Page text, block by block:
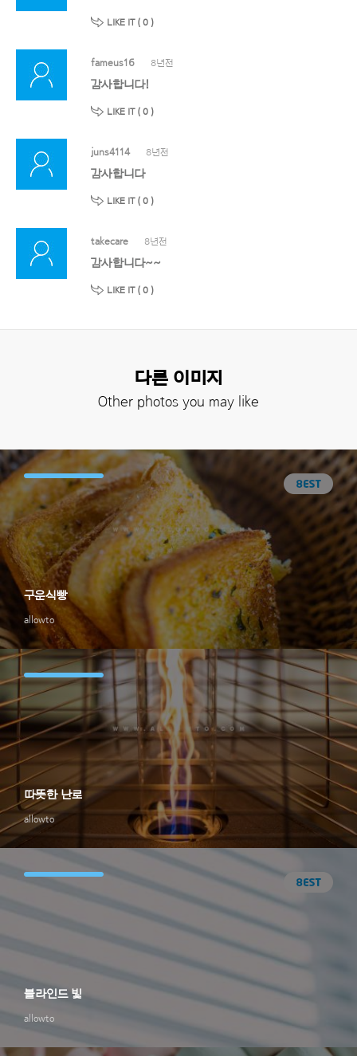
LIKE IT ( 0 )
fameus16 8년전
감사합니다!
LIKE IT ( 0 )
juns4114 8년전
감사합니다
LIKE IT ( 0 )
takecare 8년전
감사합니다~~
LIKE IT ( 0 )
다른 이미지
Other photos you may like
allowto
구운식빵
allowto
따뜻한 난로
allowto
블라인드 빛